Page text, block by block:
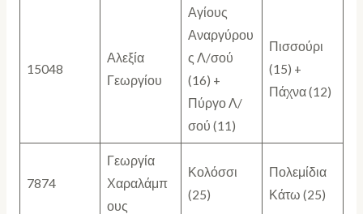
15048
Αλεξία
Γεωργίου
Αγίους
Αναργύρου
ς Λ/σού
(16) +
Πύργο Λ/
σού (11)
Πισσούρι
(15) +
Πάχνα (12)
7874
Γεωργία
Χαραλάμπ
ους
Κολόσσι
(25)
Πολεμίδια
Κάτω (25)